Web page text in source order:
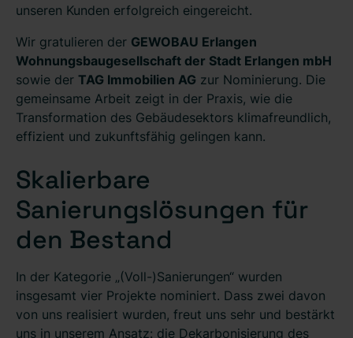
unseren Kunden erfolgreich eingereicht.
Wir gratulieren der GEWOBAU Erlangen
Wohnungsbaugesellschaft der Stadt Erlangen mbH
sowie der TAG Immobilien AG zur Nominierung. Die
gemeinsame Arbeit zeigt in der Praxis, wie die
Transformation des Gebäudesektors klimafreundlich,
effizient und zukunftsfähig gelingen kann.
Skalierbare
Sanierungslösungen für
den Bestand
In der Kategorie „(Voll-)Sanierungen“ wurden
insgesamt vier Projekte nominiert. Dass zwei davon
von uns realisiert wurden, freut uns sehr und bestärkt
uns in unserem Ansatz: die Dekarbonisierung des